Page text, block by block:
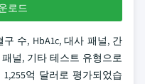
로드
수, HbA1c, 대사 패널, 간
널, 기타 테스트 유형으로
억 달러로 평가되었습